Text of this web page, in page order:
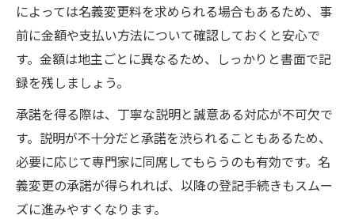
によっては名義変更料を求められる場合もあるため、事
前に金額や支払い方法について確認しておくと安心で
す。金額は地主ごとに異なるため、しっかりと書面で記
録を残しましょう。
承諾を得る際は、丁寧な説明と誠意ある対応が不可欠で
す。説明が不十分だと承諾を渋られることもあるため、
必要に応じて専門家に同席してもらうのも有効です。名
義変更の承諾が得られれば、以降の登記手続きもスムー
ズに進みやすくなります。